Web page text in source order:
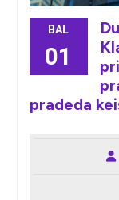
BAL
01
pradeda